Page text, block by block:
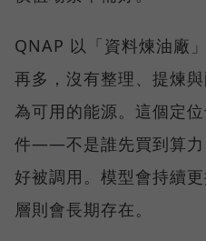
QNAP 以「資料煉油廠
再多，沒有整理、提煉
為可用的能源。這個定
件——不是誰先買到算力
好被調用。模型會持續
層則會長期存在。